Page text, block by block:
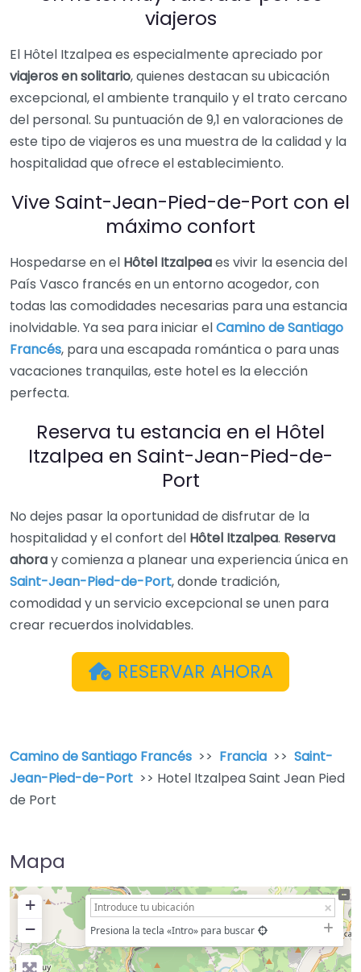
viajeros
El Hôtel Itzalpea es especialmente apreciado por
viajeros en solitario, quienes destacan su ubicación
excepcional, el ambiente tranquilo y el trato cercano
del personal. Su puntuación de 9,1 en valoraciones de
este tipo de viajeros es una muestra de la calidad y la
hospitalidad que ofrece el establecimiento.
Vive Saint-Jean-Pied-de-Port con el
máximo confort
Hospedarse en el Hôtel Itzalpeaes vivir la esencia del
País Vasco francés en un entorno acogedor, con
todas las comodidades necesarias para una estancia
inolvidable. Ya sea para iniciar elCamino de Santiago
Francés, para una escapada romántica o para unas
vacaciones tranquilas, este hotel es la elección
perfecta.
Reserva tu estancia en el Hôtel
Itzalpea en Saint-Jean-Pied-de-
Port
No dejes pasar la oportunidad de disfrutar de la
hospitalidad y el confort del Hôtel Itzalpea. Reserva
ahoray comienza a planear una experiencia única en
Saint-Jean-Pied-de-Port, donde tradición,
comodidad y un servicio excepcional se unen para
crear recuerdos inolvidables.
RESERVAR AHORA
Camino de Santiago Francés >> Francia >> Saint-
Jean-Pied-de-Port >> Hotel Itzalpea Saint Jean Pied
de Port
Mapa
+
−
Presiona la tecla «Intro» para buscar